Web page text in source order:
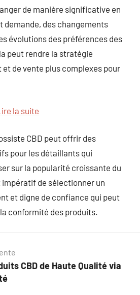
de manière significative en
demande, des changements
évolutions des préférences des
peut rendre la stratégie
et de vente plus complexes pour
la suite
CBD peut offrir des
pour les détaillants qui
sur la popularité croissante du
impératif de sélectionner un
et digne de confiance qui peut
conformité des produits.
CBD de Haute Qualité via